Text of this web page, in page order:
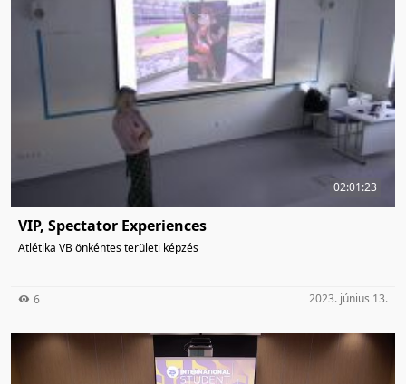
02:01:23
VIP, Spectator Experiences
Atlétika VB önkéntes területi képzés
6 2023. június 13.